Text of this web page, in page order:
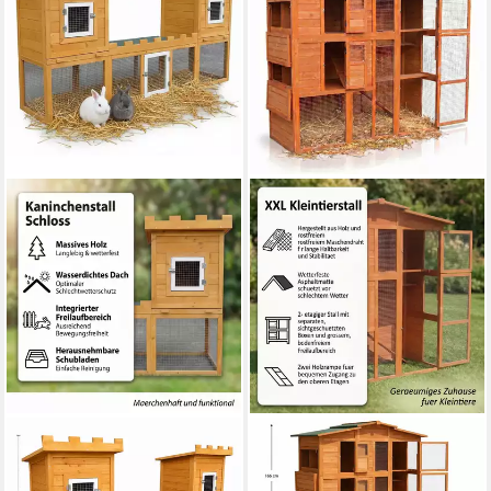
MUCOLA
Kleintierkäfig Kleintierstall
Hasenstall Freigehege Haus
MUCOLA
Kleintierkäfig Hühnerstall
Hasenstall Kaninchenstall